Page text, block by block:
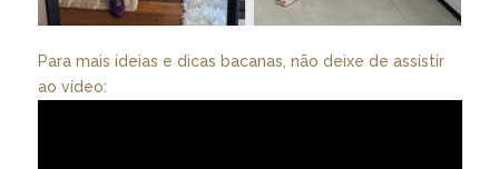
Para mais ideias e dicas bacanas, não deixe de assistir
ao vídeo: